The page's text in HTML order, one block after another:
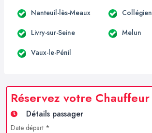
Nanteuil-lès-Meaux Collégien
Livry-sur-Seine Melun
Vaux-le-Pénil
Réservez votre Chauffeur
Détails passager
Date départ *